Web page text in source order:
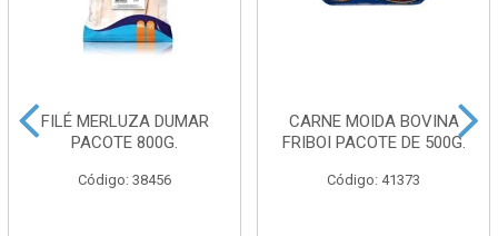
FILÉ MERLUZA DUMAR
PACOTE 800G.
Código: 38456
CARNE MOIDA BOVINA
FRIBOI PACOTE DE 500G.
Código: 41373